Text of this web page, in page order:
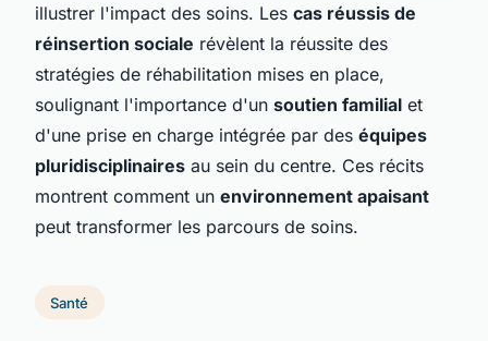
illustrer l'impact des soins. Les cas réussis de
réinsertion sociale révèlent la réussite des
stratégies de réhabilitation mises en place,
soulignant l'importance d'un soutien familial et
d'une prise en charge intégrée par des équipes
pluridisciplinaires au sein du centre. Ces récits
montrent comment un environnement apaisant
peut transformer les parcours de soins.
Santé